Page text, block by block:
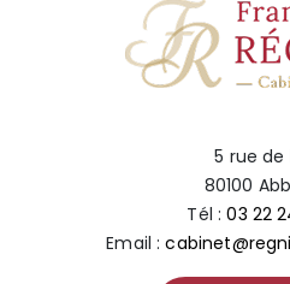
5 rue de
80100
Tél :03 22
Email :